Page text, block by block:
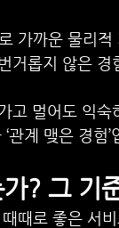
가까운 물리
거롭지 않은 경
고 멀어도 익
계 맺은 경험’
? 그 기
때때로 좋은 서